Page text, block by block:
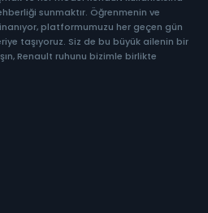
sunmaktır. Öğrenmenin ve
inanıyor, platformumuzu her geçen gün
taşıyoruz. Siz de bu büyük ailenin bir
Renault ruhunu bizimle birlikte